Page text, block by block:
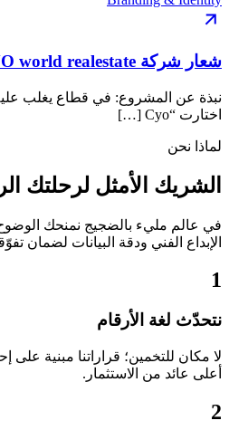
شعار شركة CYO world realestate العقارية
نبذة عن المشروع: في قطاع يغلب عليه
اختارت “Cyo […]
لماذا نحن
الشريك الأمثل لرحلتك
في عالم مليء بالضجيج نمنحك
الإبداع الفني ودقة البيانات لضمان
1
نتحدّث لغة الأرقام
لا مكان للتخمين؛ قراراتنا مبنية
أعلى عائد من الاستثمار.
2